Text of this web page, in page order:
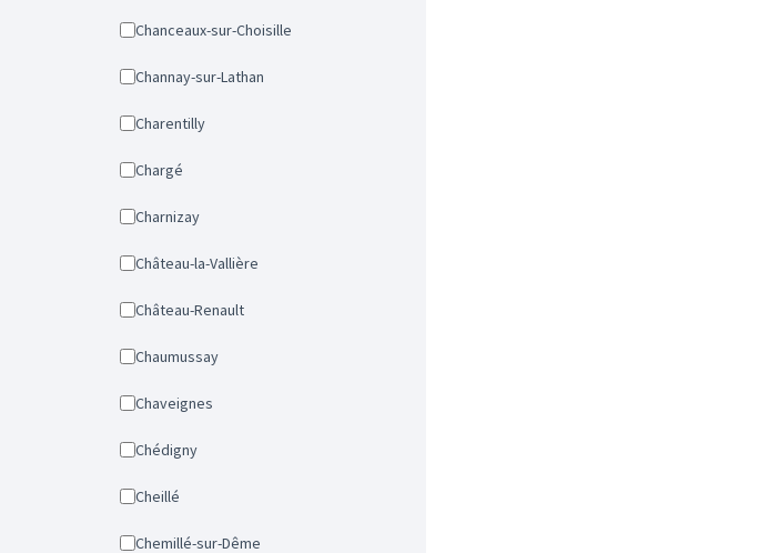
Chanceaux-sur-Choisille
Channay-sur-Lathan
Charentilly
Chargé
Charnizay
Château-la-Vallière
Château-Renault
Chaumussay
Chaveignes
Chédigny
Cheillé
Chemillé-sur-Dême